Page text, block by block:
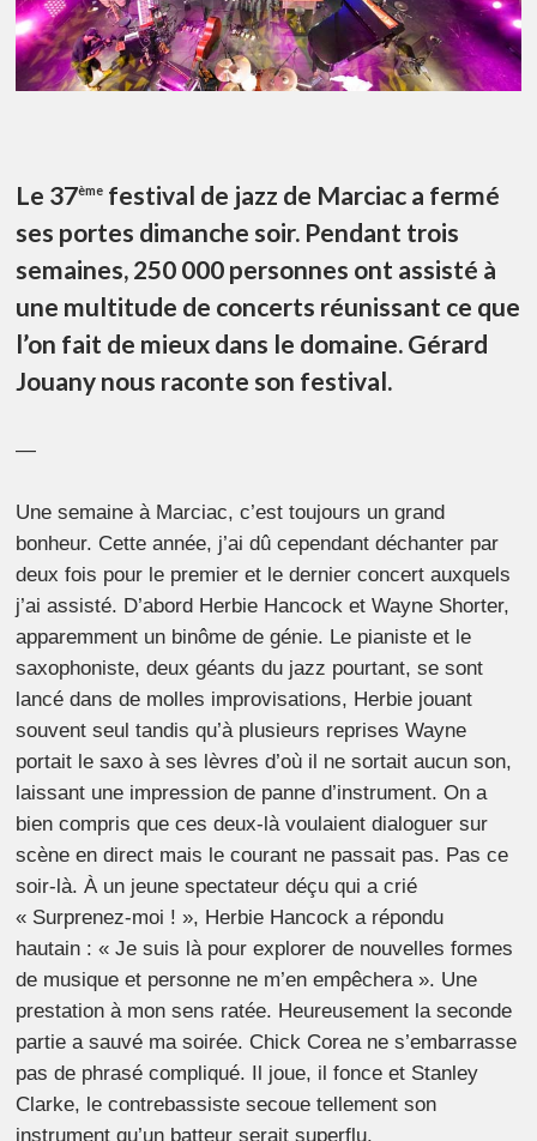
Le 37ème festival de jazz de Marciac a fermé
ses portes dimanche soir. Pendant trois
semaines, 250 000 personnes ont assisté à
une multitude de concerts réunissant ce que
l’on fait de mieux dans le domaine. Gérard
Jouany nous raconte son festival.
—
Une semaine à Marciac, c’est toujours un grand
bonheur. Cette année, j’ai dû cependant déchanter par
deux fois pour le premier et le dernier concert auxquels
j’ai assisté. D’abord Herbie Hancock et Wayne Shorter,
apparemment un binôme de génie. Le pianiste et le
saxophoniste, deux géants du jazz pourtant, se sont
lancé dans de molles improvisations, Herbie jouant
souvent seul tandis qu’à plusieurs reprises Wayne
portait le saxo à ses lèvres d’où il ne sortait aucun son,
laissant une impression de panne d’instrument. On a
bien compris que ces deux-là voulaient dialoguer sur
scène en direct mais le courant ne passait pas. Pas ce
soir-là. À un jeune spectateur déçu qui a crié
« Surprenez-moi ! », Herbie Hancock a répondu
hautain : « Je suis là pour explorer de nouvelles formes
de musique et personne ne m’en empêchera ». Une
prestation à mon sens ratée. Heureusement la seconde
partie a sauvé ma soirée. Chick Corea ne s’embarrasse
pas de phrasé compliqué. Il joue, il fonce et Stanley
Clarke, le contrebassiste secoue tellement son
instrument qu’un batteur serait superflu.